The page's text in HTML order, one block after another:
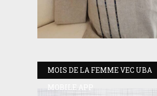
MOIS DE LA FEMME VEC UBA
MOBILE APP